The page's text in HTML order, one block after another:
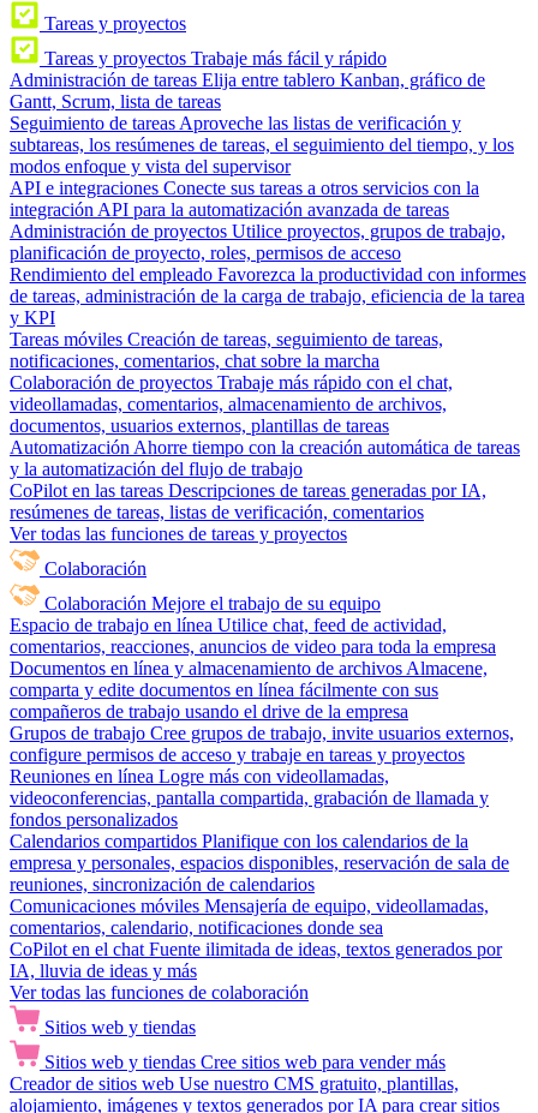
Tareas y proyectos
Tareas y proyectos Trabaje más fácil y rápido
Administración de tareas Elija entre tablero Kanban, gráfico de
Gantt, Scrum, lista de tareas
Seguimiento de tareas Aproveche las listas de verificación y
subtareas, los resúmenes de tareas, el seguimiento del tiempo, y los
modos enfoque y vista del supervisor
API e integraciones Conecte sus tareas a otros servicios con la
integración API para la automatización avanzada de tareas
Administración de proyectos Utilice proyectos, grupos de trabajo,
planificación de proyecto, roles, permisos de acceso
Rendimiento del empleado Favorezca la productividad con informes
de tareas, administración de la carga de trabajo, eficiencia de la tarea
y KPI
Tareas móviles Creación de tareas, seguimiento de tareas,
notificaciones, comentarios, chat sobre la marcha
Colaboración de proyectos Trabaje más rápido con el chat,
videollamadas, comentarios, almacenamiento de archivos,
documentos, usuarios externos, plantillas de tareas
Automatización Ahorre tiempo con la creación automática de tareas
y la automatización del flujo de trabajo
CoPilot en las tareas Descripciones de tareas generadas por IA,
resúmenes de tareas, listas de verificación, comentarios
Ver todas las funciones de tareas y proyectos
Colaboración
Colaboración Mejore el trabajo de su equipo
Espacio de trabajo en línea Utilice chat, feed de actividad,
comentarios, reacciones, anuncios de video para toda la empresa
Documentos en línea y almacenamiento de archivos Almacene,
comparta y edite documentos en línea fácilmente con sus
compañeros de trabajo usando el drive de la empresa
Grupos de trabajo Cree grupos de trabajo, invite usuarios externos,
configure permisos de acceso y trabaje en tareas y proyectos
Reuniones en línea Logre más con videollamadas,
videoconferencias, pantalla compartida, grabación de llamada y
fondos personalizados
Calendarios compartidos Planifique con los calendarios de la
empresa y personales, espacios disponibles, reservación de sala de
reuniones, sincronización de calendarios
Comunicaciones móviles Mensajería de equipo, videollamadas,
comentarios, calendario, notificaciones donde sea
CoPilot en el chat Fuente ilimitada de ideas, textos generados por
IA, lluvia de ideas y más
Ver todas las funciones de colaboración
Sitios web y tiendas
Sitios web y tiendas Cree sitios web para vender más
Creador de sitios web Use nuestro CMS gratuito, plantillas,
alojamiento, imágenes y textos generados por IA para crear sitios